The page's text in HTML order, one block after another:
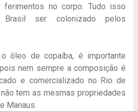
ferimentos no corpo. Tudo isso
ser colonizado pelos
óleo de copaíba, é importante
nem sempre a composição é
e comercializado no Rio de
tem as mesmas propriedades
Manaus.